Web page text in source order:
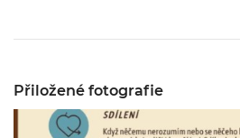
Přiložené fotografie